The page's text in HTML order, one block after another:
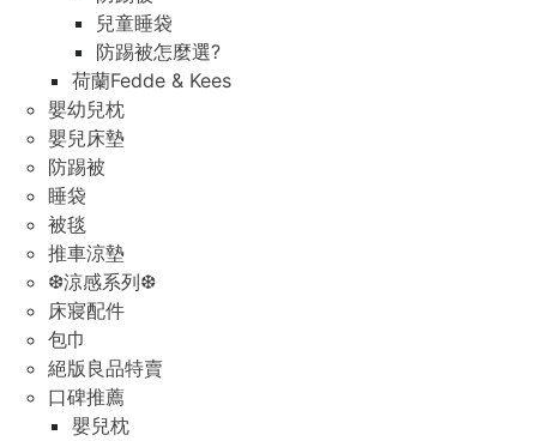
兒童睡袋
防踢被怎麼選?
荷蘭Fedde & Kees
嬰幼兒枕
嬰兒床墊
防踢被
睡袋
被毯
推車涼墊
❆涼感系列❆
床寢配件
包巾
絕版良品特賣
口碑推薦
嬰兒枕